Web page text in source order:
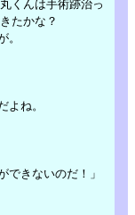
くんは手術跡治っ
たかな？
。
よね。
できないのだ！」